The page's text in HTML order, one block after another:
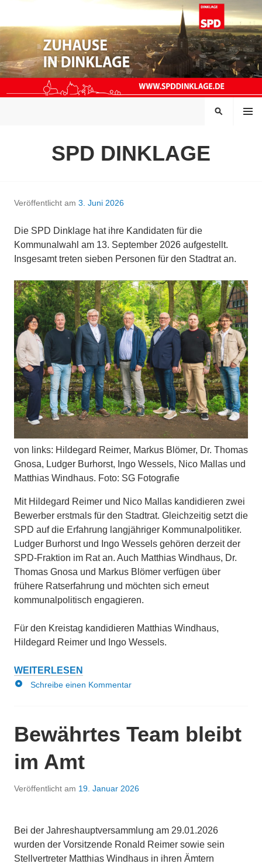
Inhalt
SPD DINKLAGE
MENÜ
SUCHEN
Veröffentlicht am 3. Juni 2026
Die SPD Dinklage hat ihre Kandidaten für die
Kommunalwahl am 13. September 2026 aufgestellt.
Insgesamt treten sieben Personen für den Stadtrat an.
von links: Hildegard Reimer, Markus Blömer, Dr. Thomas
Gnosa, Ludger Burhorst, Ingo Wessels, Nico Mallas und
Matthias Windhaus. Foto: SG Fotografie
Mit Hildegard Reimer und Nico Mallas kandidieren zwei
Bewerber erstmals für den Stadtrat. Gleichzeitig setzt die
SPD auf die Erfahrung langjähriger Kommunalpolitiker.
Ludger Burhorst und Ingo Wessels gehören derzeit der
SPD-Fraktion im Rat an. Auch Matthias Windhaus, Dr.
Thomas Gnosa und Markus Blömer verfügen über
frühere Ratserfahrung und möchten sich erneut
kommunalpolitisch engagieren.
Für den Kreistag kandidieren Matthias Windhaus,
Hildegard Reimer und Ingo Wessels.
SPD
DINKLAGE
FÜR
DIE
KOMMUNALWAHL
WEITERLESEN
Kurzmitteilung
Schreibe einen Kommentar
Bewährtes Team bleibt
im Amt
Veröffentlicht am 19. Januar 2026
Bei der Jahreshauptversammlung am 29.01.2026
wurden der Vorsitzende Ronald Reimer sowie sein
Stellvertreter Matthias Windhaus in ihren Ämtern